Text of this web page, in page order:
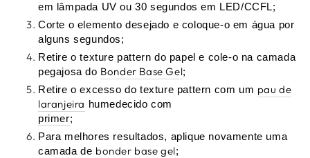
em lâmpada UV ou 30 segundos em LED/CCFL;
Corte o elemento desejado e coloque-o em água por
alguns segundos;
Retire o texture pattern do papel e cole-o na camada
pegajosa do Bonder Base Gel;
Retire o excesso do texture pattern com um pau de
laranjeira humedecido com
primer;
Para melhores resultados, aplique novamente uma
camada de bonder base gel;